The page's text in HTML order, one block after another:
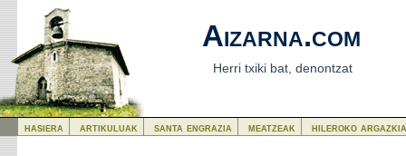
Aizarna.com
Herri txiki bat, denontzat
hasiera artikuluak santa engrazia meatzeak hileroko